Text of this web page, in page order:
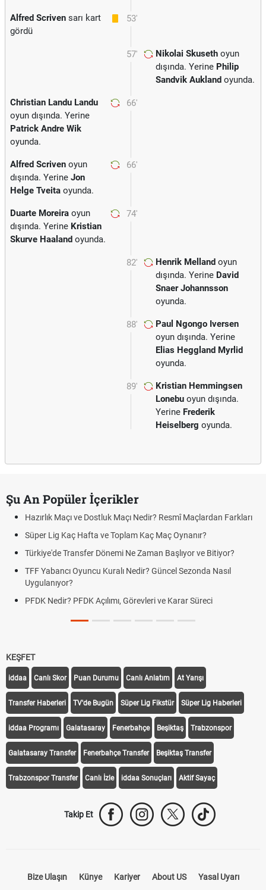
53'
Alfred Scriven sarı kart
gördü
57' Nikolai Skuseth oyun
dışında. Yerine Philip
Sandvik Aukland oyunda.
66'
Christian Landu Landu
oyun dışında. Yerine
Patrick Andre Wik
oyunda.
66'
Alfred Scriven oyun
dışında. Yerine Jon
Helge Tveita oyunda.
74'
Duarte Moreira oyun
dışında. Yerine Kristian
Skurve Haaland oyunda.
82' Henrik Melland oyun
dışında. Yerine David
Snaer Johannsson
oyunda.
88'
Paul Ngongo Iversen
oyun dışında. Yerine
Elias Heggland Myrlid
oyunda.
89'
Kristian Hemmingsen
Lonebu oyun dışında.
Yerine Frederik
Heiselberg oyunda.
Şu An Popüler İçerikler
Maçı ve Dostluk Maçı Nedir? Resmî Maçlardan Farkları
Lig Kaç Hafta ve Toplam Kaç Maç Oynanır?
Transfer Dönemi Ne Zaman Başlıyor ve Bitiyor?
Yabancı Oyuncu Kuralı Nedir? Güncel Sezonda Nasıl
Nedir? PFDK Açılımı, Görevleri ve Karar Süreci
KEŞFET
iddaa Canlı Skor Puan Durumu Canlı Anlatım At Yarışı
Transfer Haberleri TV'de Bugün Süper Lig Fikstür Süper Lig Haberleri
iddaa Programı Galatasaray Fenerbahçe Beşiktaş Trabzonspor
Galatasaray Transfer Fenerbahçe Transfer Beşiktaş Transfer
Trabzonspor Transfer Canlı İzle iddaa Sonuçları Aktif Sayaç